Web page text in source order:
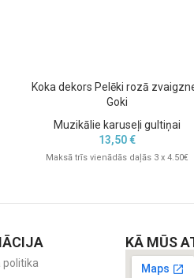
Koka dekors Pelēki rozā
Goki
Muzikālie karuseļi gultiņai
13,50€
Maksā trīs vienādās daļās 3 x 4.50€
politika
KĀ MŪS